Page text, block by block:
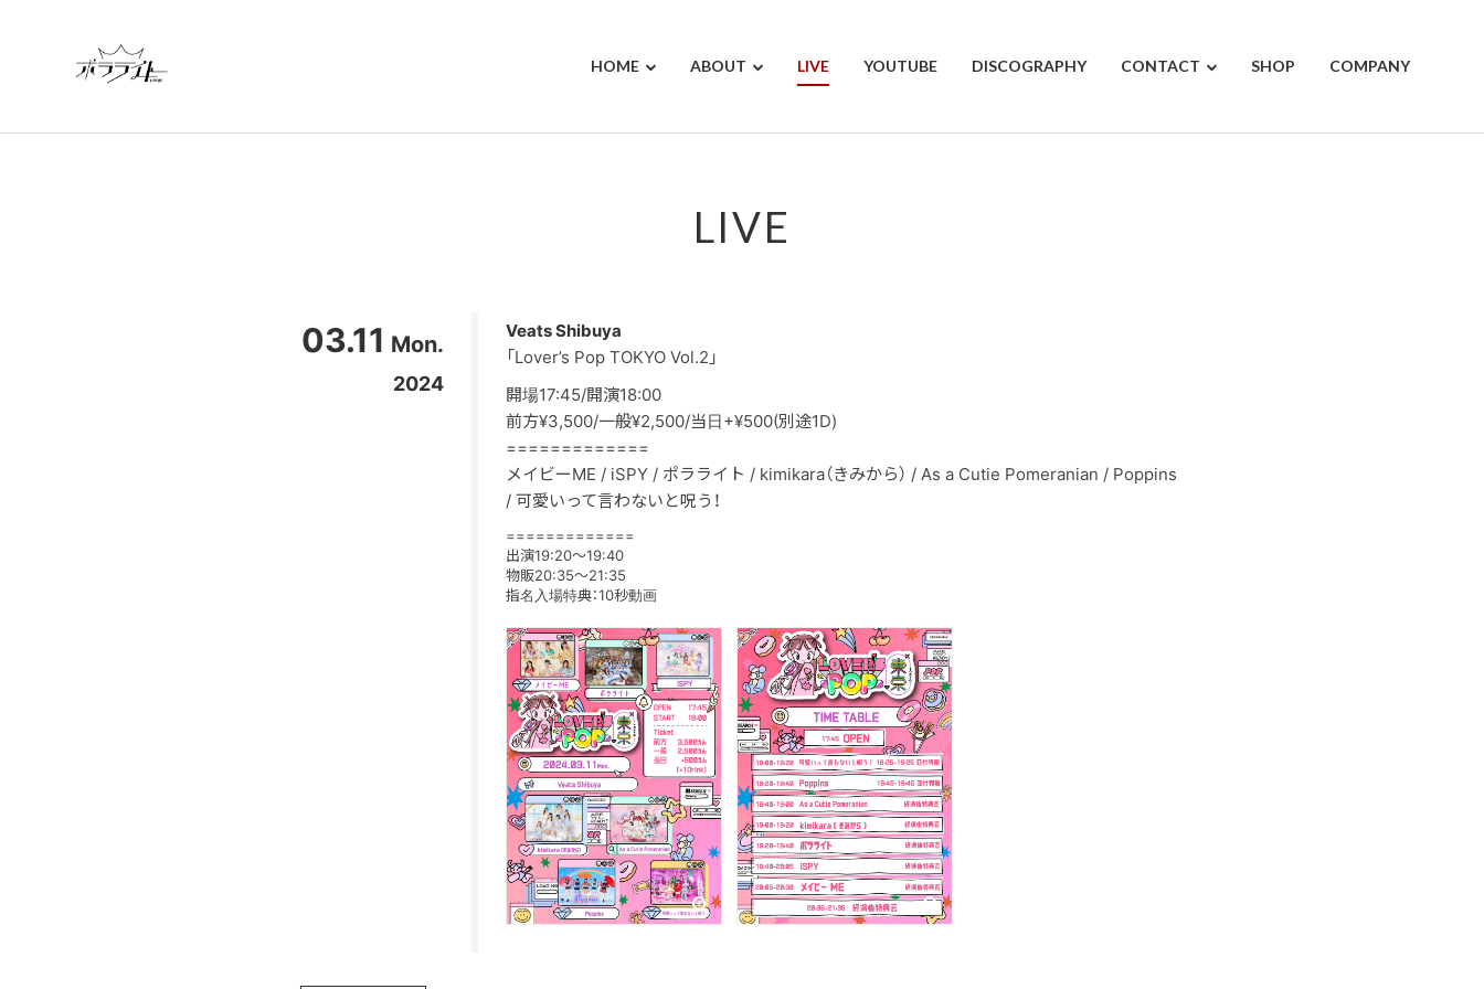
HOME ABOUT LIVE YOUTUBE DISCOGRAPHY CONTACT SHOP COMPANY
LIVE
03.11 Mon.
2024
Veats Shibuya
「Lover’s Pop TOKYO Vol.2」
開場17:45/開演18:00
前方¥3,500/一般¥2,500/当日+¥500(別途1D)
=============
メイビーME / iSPY / ポラライト / kimikara（きみから） / As a Cutie Pomeranian / Poppins
/ 可愛いって言わないと呪う！
=============
出演19:20～19:40
物販20:35～21:35
指名入場特典：10秒動画